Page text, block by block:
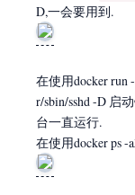
D,一会要用到.
在使用docker run
r/sbin/sshd -D 启
台一直运行.
在使用docker ps